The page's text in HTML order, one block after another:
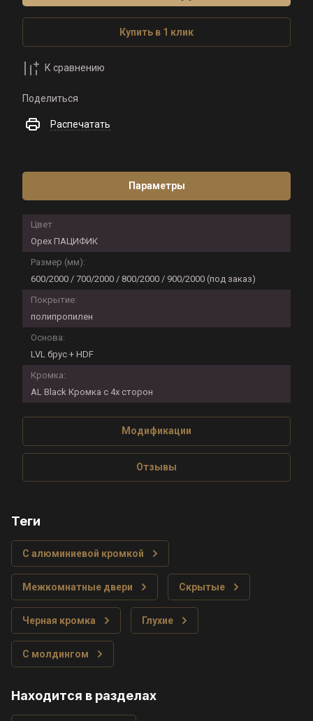
Купить в 1 клик
К сравнению
Поделиться
Распечатать
Параметры
Цвет
Орех ПАЦИФИК
Размер (мм):
600/2000 / 700/2000 / 800/2000 / 900/2000 (под заказ)
Покрытие:
полипропилен
Основа:
LVL брус + HDF
Кромка:
AL Black Кромка с 4х сторон
Модификации
Отзывы
теги
С алюминиевой кромкой
Межкомнатные двери Скрытые
Черная кромка Глухие
С молдингом
Находится в разделах